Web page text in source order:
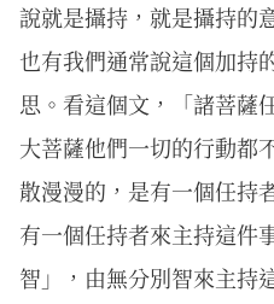
說就是攝持，就是攝持的
也有我們通常說這個加持
思。看這個文，「諸菩薩
大菩薩他們一切的行動都
散漫漫的，是有一個任持
有一個任持者來主持這件
智」，由無分別智來主持